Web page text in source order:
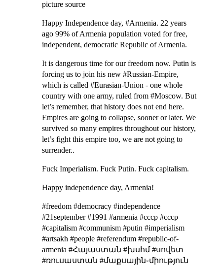
picture source
Happy Independence day, #Armenia. 22 years
ago 99% of Armenia population voted for free,
independent, democratic Republic of Armenia.
It is dangerous time for our freedom now. Putin is
forcing us to join his new #Russian-Empire,
which is called #Eurasian-Union - one whole
country with one army, ruled from #Moscow. But
let’s remember, that history does not end here.
Empires are going to collapse, sooner or later. We
survived so many empires throughout our history,
let’s fight this empire too, we are not going to
surrender..
Fuck Imperialism. Fuck Putin. Fuck capitalism.
Happy independence day, Armenia!
#freedom #democracy #independence
#21september #1991 #armenia #cccp #ссср
#capitalism #communism #putin #imperialism
#artsakh #people #referendum #republic-of-
armenia #Հայաստան #խսհմ #սովետ
#ռուսաստան #մաքսային֊միություն